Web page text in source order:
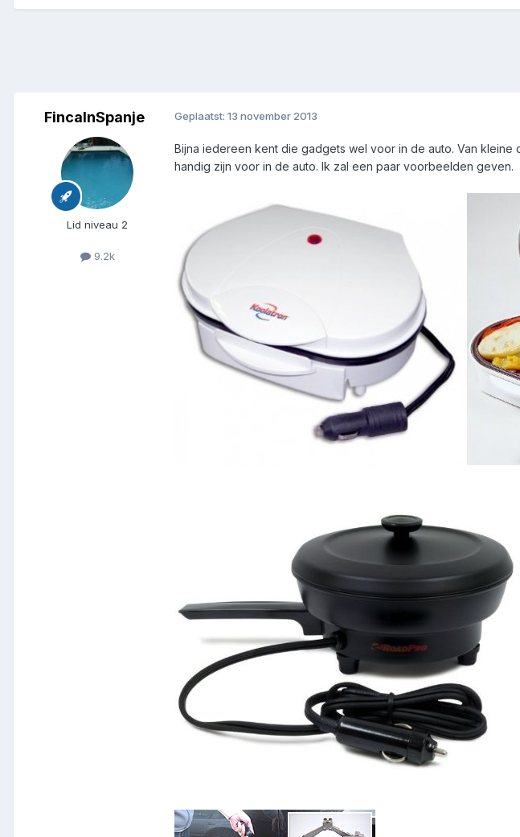
FincaInSpanje
Lid niveau 2
9.2k
Geplaatst: 13 november 2013
Bijna iedereen kent die gadgets wel voor in de auto. Van kleine
handig zijn voor in de auto. Ik zal een paar voorbeelden geven.